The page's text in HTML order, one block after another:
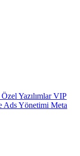
Özel YazılımlarVIP
Ads Yönetimi Meta